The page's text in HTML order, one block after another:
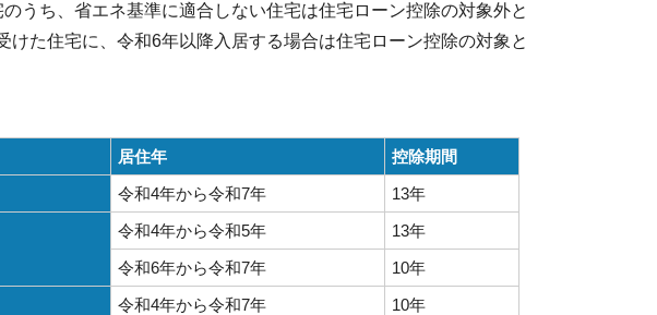
うち、省エネ基準に適合しない住宅は住宅ローン控除の対象外と
た住宅に、令和6年以降入居する場合は住宅ローン控除の対象と
居住年
控除期間
令和4年から令和7年
13年
令和4年から令和5年
13年
令和6年から令和7年
10年
令和4年から令和7年 10年